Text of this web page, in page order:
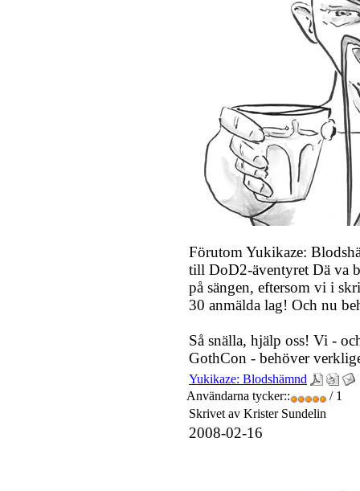
Förutom Yukikaze:
till DoD2-äventyret Dä va
på sängen, eftersom vi i
30 anmälda lag! Och nu
Så snälla, hjälp oss! Vi -
GothCon - behöver
Yukikaze: Blodshämnd
Användarna tycker::
/ 1
Skrivet av Krister Sundelin
2008-02-16